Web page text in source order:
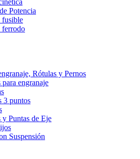
Potencia
fusible
ferrodo
Rótulas y Pernos
para engranaje
3 puntos
y Puntas de Eje
Suspensión